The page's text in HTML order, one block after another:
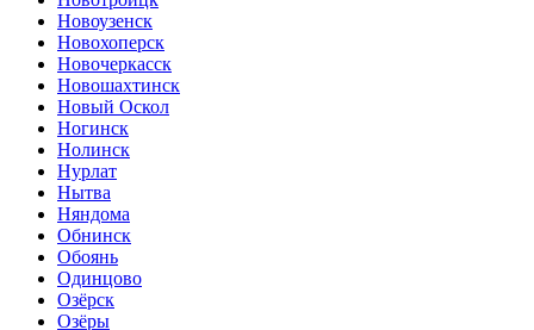
Новоузенск
Новохоперск
Новочеркасск
Новошахтинск
Новый Оскол
Ногинск
Нолинск
Нурлат
Нытва
Няндома
Обнинск
Обоянь
Одинцово
Озёрск
Озёры